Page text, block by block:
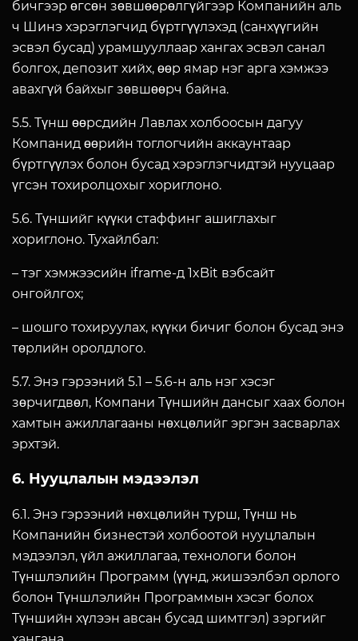
бичгээр өгсөн зөвшөөрөлгүйгээр Компанийн аль
ч Шинэ хэрэглэгчид бүртгүүлэхэд (санхүүгийн
эсвэл бусад) урамшууллаар хангах эсвэл санал
болгох, депозит хийх, өөр ямар нэг арга хэмжээ
авахгүй байхыг зөвшөөрч байна.
5.5. Түнш өөрсдийн Лавлах холбоосын дагуу
Компанид өөрийн тоглогчийн аккаунтаар
бүртгүүлэх болон бусад хэрэглэгчидтэй нууцаар
үгсэн тохиролцохыг хориглоно.
5.6. Түншийг күүки стаффинг ашиглахыг
хориглоно. Тухайлбал:
– тэг хэмжээсийн iframe-д 1xBit вэбсайт
онгойлгох;
– шошго тохируулах, күүки бичиг болон бусад энэ
төрлийн оролдлого.
5.7. Энэ гэрээний 5.1 – 5.6-н аль нэг хэсэг
зөрчигдвөл, Компани Түншийн дансыг хаах болон
хамтын ажиллагааны нөхцөлийг эргэн засварлах
эрхтэй.
6. Нууцлалын мэдээлэл
6.1. Энэ гэрээний нөхцөлийн турш, Түнш нь
Компанийн бизнестэй холбоотой нууцлалын
мэдээлэл, үйл ажиллагаа, технологи болон
Түншлэлийн Программ (үүнд, жишээлбэл орлого
болон Түншлэлийн Программын хэсэг болох
Түншийн хүлээн авсан бусад шимтгэл) зэргийг